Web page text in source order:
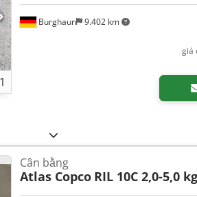
Burghaun 9.402 km
giá
Cân bằng
Atlas Copco RIL 10C 2,0-5,0 kg